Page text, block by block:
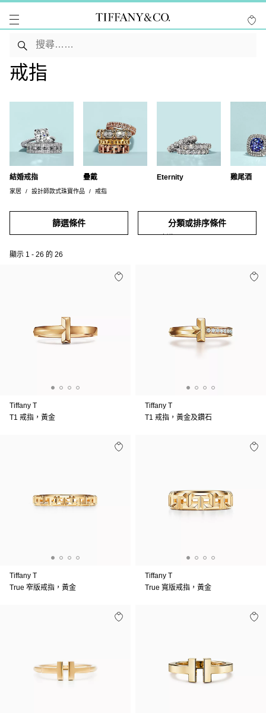
戒指
結婚戒指 疊戴 Eternity 雞尾酒
家居 設計師款式珠寶作品 戒指
篩選條件 分類或排序條件
顯示 1 - 26 的 26
Tiffany T
T1 戒指，黃金
Tiffany T
T1 戒指，黃金及鑽石
Tiffany T
True 窄版戒指，黃金
Tiffany T
True 寬版戒指，黃金